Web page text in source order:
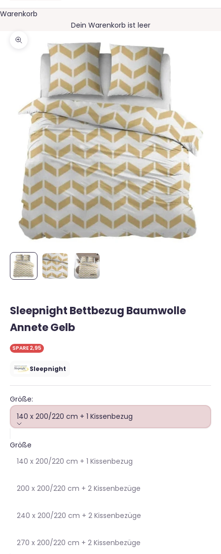
Warenkorb
Dein Warenkorb ist leer
Bild vergrößern
Sleepnight Bettbezug Baumwolle
Annete Gelb
SPARE 2,95
Sleepnight
Größe:
140 x 200/220 cm + 1 Kissenbezug
Größe
140 x 200/220 cm + 1 Kissenbezug
200 x 200/220 cm + 2 Kissenbezüge
240 x 200/220 cm + 2 Kissenbezüge
270 x 200/220 cm + 2 Kissenbezüge